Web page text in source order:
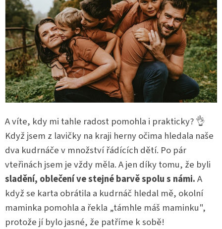
A víte, kdy mi tahle radost pomohla i prakticky? 👌
Když jsem z lavičky na kraji herny očima hledala naše
dva kudrnáče v množství řádících dětí. Po pár
vteřinách jsem je vždy měla.A jen díky tomu, že byli
sladění, oblečení ve stejné barvě spolu s námi.A
když se karta obrátila a kudrnáč hledal mě, okolní
maminka pomohla a řekla „támhle máš maminku",
protože jí bylo jasné, že patříme k sobě!